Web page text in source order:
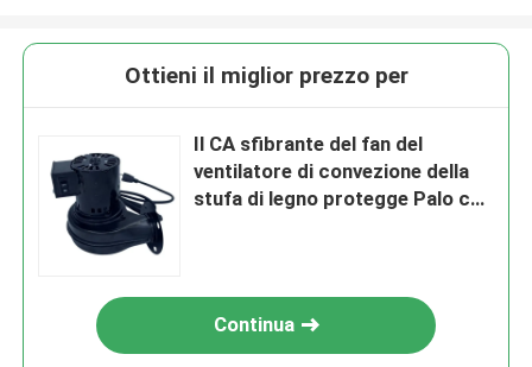
Ottieni il miglior prezzo per
Il CA sfibrante del fan del
ventilatore di convezione della
stufa di legno protegge Palo con
Continua